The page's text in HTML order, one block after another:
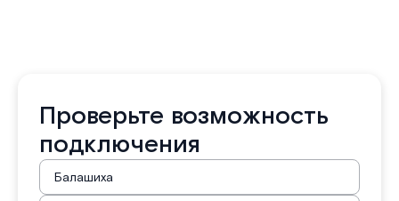
Проверьте возможность
подключения